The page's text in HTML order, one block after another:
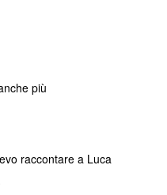
più
raccontare a Luca